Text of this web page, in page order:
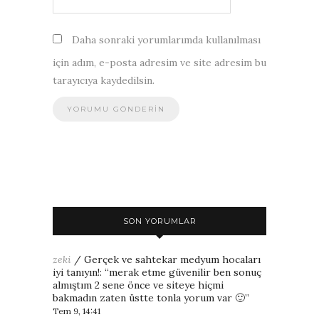
Daha sonraki yorumlarımda kullanılması
için adım, e-posta adresim ve site adresim bu
tarayıcıya kaydedilsin.
SON YORUMLAR
zeki / Gerçek ve sahtekar medyum hocaları
iyi tanıyın!: “merak etme güvenilir ben sonuç
almıştım 2 sene önce ve siteye hiçmi
bakmadın zaten üstte tonla yorum var 🙂”
Tem 9, 14:41